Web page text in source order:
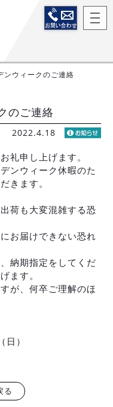
ウィークのご連絡
のご連絡
2022.4.18
礼申し上げます。
ンウィーク休暇のた
きます。
荷も大変混雑する恐
お届けできない恐れ
納期指定をしてくだ
ます。
が、何卒ご理解のほ
）
る